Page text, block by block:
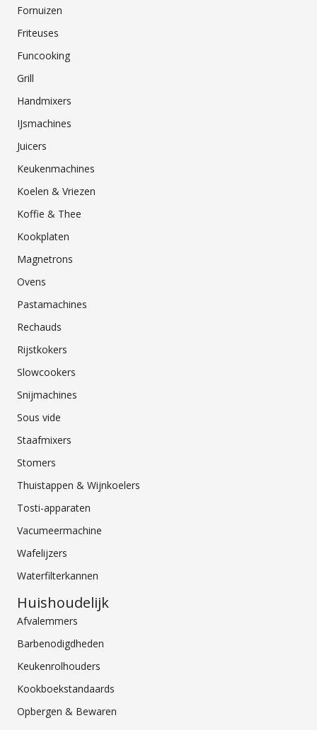
Fornuizen
Friteuses
Funcooking
Grill
Handmixers
IJsmachines
Juicers
Keukenmachines
Koelen & Vriezen
Koffie & Thee
Kookplaten
Magnetrons
Ovens
Pastamachines
Rechauds
Rijstkokers
Slowcookers
Snijmachines
Sous vide
Staafmixers
Stomers
Thuistappen & Wijnkoelers
Tosti-apparaten
Vacumeermachine
Wafelijzers
Waterfilterkannen
Huishoudelijk
Afvalemmers
Barbenodigdheden
Keukenrolhouders
Kookboekstandaards
Opbergen & Bewaren